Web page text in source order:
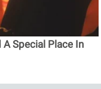
Special Place In